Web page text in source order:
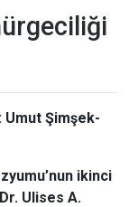
Umut Şimşek-
ikinci
Ulises A.